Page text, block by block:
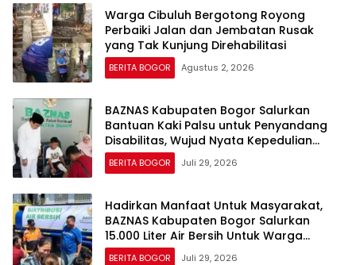
Warga Cibuluh Bergotong Royong
Perbaiki Jalan dan Jembatan Rusak
yang Tak Kunjung Direhabilitasi
BERITA BOGOR Agustus 2, 2026
BAZNAS Kabupaten Bogor Salurkan
Bantuan Kaki Palsu untuk Penyandang
Disabilitas, Wujud Nyata Kepedulian
dalam Program “Bogor Peduli”
BERITA BOGOR Juli 29, 2026
Hadirkan Manfaat Untuk Masyarakat,
BAZNAS Kabupaten Bogor Salurkan
15.000 Liter Air Bersih Untuk Warga
Terdampak Kekeringan
BERITA BOGOR Juli 29, 2026